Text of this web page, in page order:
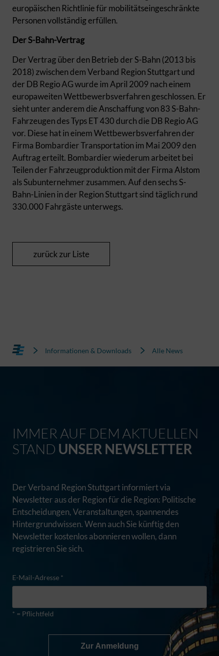
europäischen Richtlinie für mobilitätseingeschränkte
Personen vollständig erfüllen.
Der S-Bahn-Vertrag
Der Vertrag über den Betrieb der S-Bahn (2013 bis
2018) zwischen dem Verband Region Stuttgart und
der DB Regio AG wurde im April 2009 nach einem
europaweiten Wettbewerbsverfahren geschlossen. Er
sieht unter anderem die Anschaffung von 83 S-Bahn-
Fahrzeugen des Typs ET 430 durch die DB Regio AG
vor. Diese hat in einem Wettbewerbsverfahren der
Firma Bombardier Transportation im Mai 2009 den
Auftrag erteilt. Bombardier wiederum arbeitet bei
Teilen der Fahrzeugproduktion mit der Firma Alstom
als Subunternehmer zusammen. Auf den sechs S-
Bahn-Linien in der Region Stuttgart sind täglich rund
330.000 Fahrgäste unterwegs.
zurück zur Liste
Informationen & Downloads Alle News
IMMER AUF DEM AKTUELLEN
STAND UNSER NEWSLETTER
Der Verband Region Stuttgart informiert via
Newsletter aus der Region für die Region: Politische
Entscheidungen, Veranstaltungen, spannendes
Hintergrundwissen. Wenn auch Sie künftig den
Newsletter kostenlos abonnieren wollen, dann
registrieren Sie sich.
E-Mail-Adresse *
* = Pflichtfeld
Zur Anmeldung